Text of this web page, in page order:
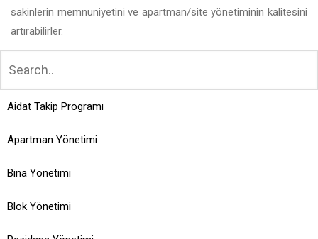
sakinlerin memnuniyetini ve apartman/site yönetiminin kalitesini
artırabilirler.
Aidat Takip Programı
Apartman Yönetimi
Bina Yönetimi
Blok Yönetimi